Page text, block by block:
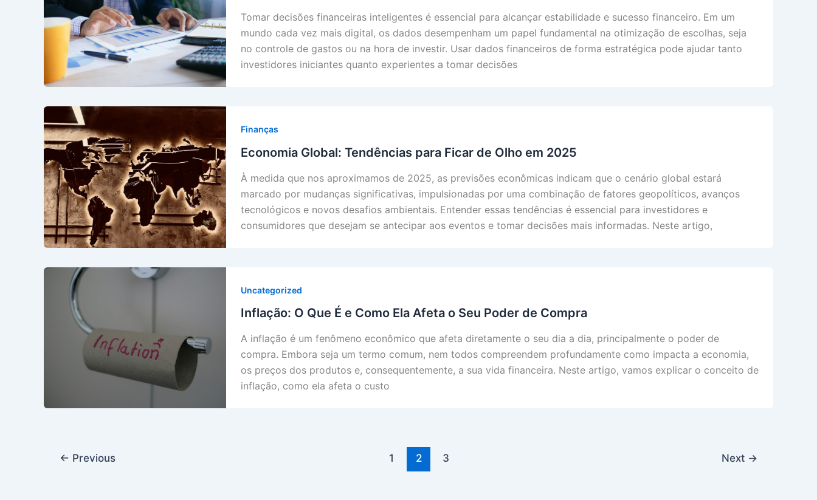
Tomar decisões financeiras inteligentes é essencial para alcançar estabilidade e sucesso financeiro. Em um
mundo cada vez mais digital, os dados desempenham um papel fundamental na otimização de escolhas, seja
no controle de gastos ou na hora de investir. Usar dados financeiros de forma estratégica pode ajudar tanto
investidores iniciantes quanto experientes a tomar decisões
Finanças
Economia Global: Tendências para Ficar de Olho em 2025
À medida que nos aproximamos de 2025, as previsões econômicas indicam que o cenário global estará
marcado por mudanças significativas, impulsionadas por uma combinação de fatores geopolíticos, avanços
tecnológicos e novos desafios ambientais. Entender essas tendências é essencial para investidores e
consumidores que desejam se antecipar aos eventos e tomar decisões mais informadas. Neste artigo,
Uncategorized
Inflação: O Que É e Como Ela Afeta o Seu Poder de Compra
A inflação é um fenômeno econômico que afeta diretamente o seu dia a dia, principalmente o poder de
compra. Embora seja um termo comum, nem todos compreendem profundamente como impacta a economia,
os preços dos produtos e, consequentemente, a sua vida financeira. Neste artigo, vamos explicar o conceito de
inflação, como ela afeta o custo
← Previous 1 2 3 Next →